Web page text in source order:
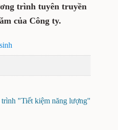
trình tuyên truyền
của Công ty.
"Tiết kiệm năng lượng"